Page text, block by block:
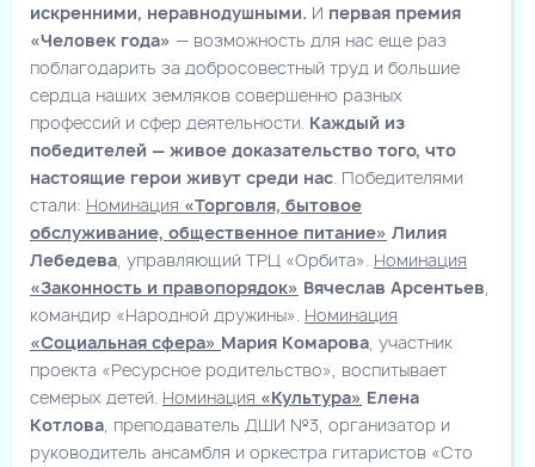
искренними, неравнодушными. И первая премия
«Человек года» — возможность для нас еще раз
поблагодарить за добросовестный труд и большие
сердца наших земляков совершенно разных
профессий и сфер деятельности. Каждый из
победителей — живое доказательство того, что
настоящие герои живут среди нас. Победителями
стали: Номинация «Торговля, бытовое
обслуживание, общественное питание» Лилия
Лебедева, управляющий ТРЦ «Орбита». Номинация
«Законность и правопорядок» Вячеслав Арсентьев,
командир «Народной дружины». Номинация
«Социальная сфера» Мария Комарова, участник
проекта «Ресурсное родительство», воспитывает
семерых детей. Номинация «Культура» Елена
Котлова, преподаватель ДШИ №3, организатор и
руководитель ансамбля и оркестра гитаристов «Сто